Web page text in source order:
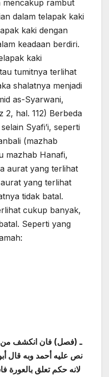
mencakup rambut
dalam telapak kaki
kaki dengan
keadaan berdiri.
kaki
tumitnya terlihat
shalatnya menjadi
as-Syarwani,
2, hal. 112) Berbeda
Syafi’i, seperti
(mazhab
mazhab Hanafi,
aurat yang terlihat
yang terlihat
tidak batal.
cukup banyak,
Seperti yang
ـ (فصل) فان انكشف من
نص عليه أحمد وبه قال
لانه حكم تعلق بالعورة